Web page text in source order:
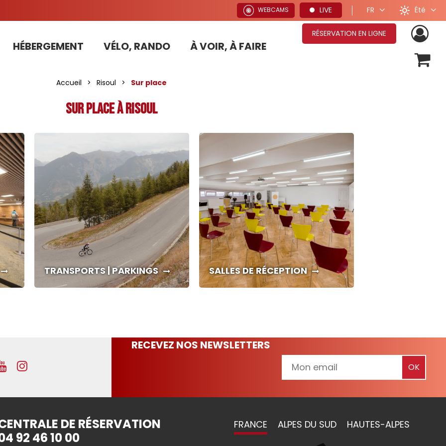
WEBCAMS LIVE FR Été
HÉBERGEMENT VÉLO, RANDO À VOIR, À FAIRE
RÉSERVATION EN LIGNE
Accueil > Risoul > Sur place
Sur place à Risoul
TRANSPORTS | PARKINGS SALLES DE RÉCEPTION
RECEVEZ NOS NEWSLETTERS
DE RÉSERVATION
92 46 10 00
FRANCE ALPES DU SUD HAUTES-ALPES